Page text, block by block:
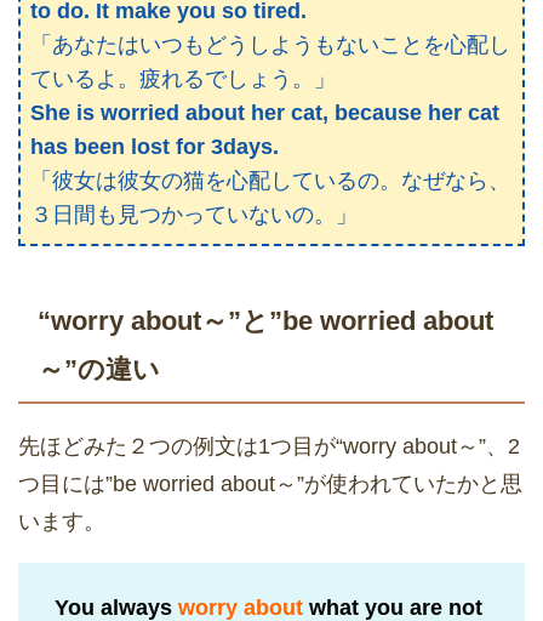
to do. It make you so tired.
「あなたはいつもどうしようもないことを心配し
ているよ。疲れるでしょう。」
She is worried about her cat, because her cat
has been lost for 3days.
「彼女は彼女の猫を心配しているの。なぜなら、
３日間も見つかっていないの。」
“worry about～”と”be worried about
～”の違い
先ほどみた２つの例文は1つ目が“worry about～”、2
つ目には”be worried about～”が使われていたかと思
います。
You always worry about what you are not